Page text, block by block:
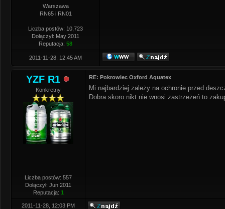
Warszawa
RN65 i RN01
Liczba postów: 10,723
Dołączył: May 2011
Reputacja: 58
2011-11-28, 12:45 AM
YZF R1
Konkretny
Liczba postów: 557
Dołączył: Jun 2011
Reputacja: 1
RE: Pokrowiec Oxford Aquatex
Mi najbardziej zależy na ochronie przed
Dobra skoro nikt nie wnosi zastrzeżeń to
2011-11-28, 12:03 PM